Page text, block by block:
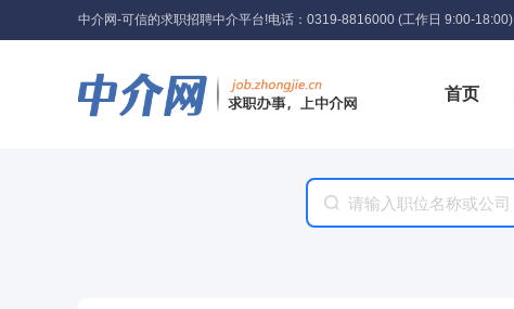
中介网-可信的求职招聘中介平台!电话：0319-8816000 (工作日 9:00-18:00)
首页
工具箱